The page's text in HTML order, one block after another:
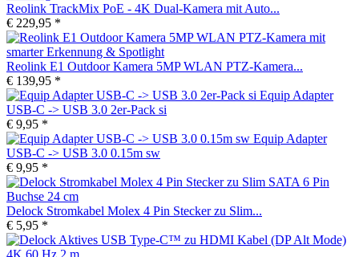
Reolink TrackMix PoE - 4K Dual-Kamera mit Auto...
€ 229,95 *
Reolink E1 Outdoor Kamera 5MP WLAN PTZ-Kamera...
€ 139,95 *
Equip Adapter
USB-C -> USB 3.0 2er-Pack si
€ 9,95 *
Equip Adapter
USB-C -> USB 3.0 0.15m sw
€ 9,95 *
Delock Stromkabel Molex 4 Pin Stecker zu Slim...
€ 5,95 *